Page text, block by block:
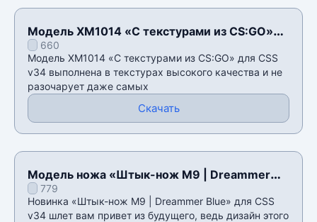
Модель XM1014 «С текстурами из CS:GO»
для CSS v34
660
Модель XM1014 «С текстурами из CS:GO» для CSS
v34 выполнена в текстурах высокого качества и не
разочарует даже самых
Скачать
Модель ножа «Штык-нож M9 | Dreammer
Blue» для CSS v34
779
Новинка «Штык-нож M9 | Dreammer Blue» для CSS
v34 шлет вам привет из будущего, ведь дизайн этого